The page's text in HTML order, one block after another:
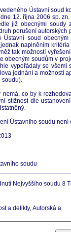
Ústavní soud
12. října 2006 sp.
již obecnými soudy
porušení autorských
Ústavní soud
naplněním
tak možností
obecným soudům v
vypořádaly se všemi
jednání a možností
soudu).
nemá, co by k
stížnost dle
Ústavního soudu
soudu
Nejvyššího soudu 8
a delikty, Autorská a